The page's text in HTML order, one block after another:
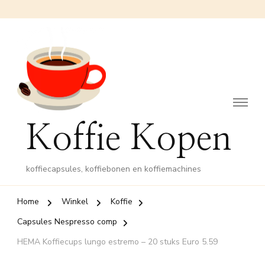
Koffie Kopen
koffiecapsules, koffiebonen en koffiemachines
Home Winkel
Koffie
Capsules Nespresso comp
HEMA Koffiecups lungo estremo – 20 stuks Euro 5.59